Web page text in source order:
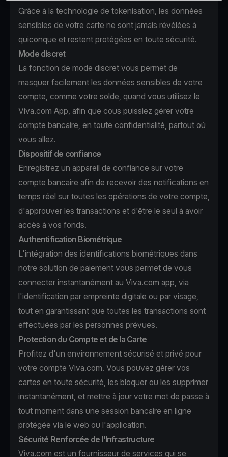
Grâce à la technologie de tokenisation, les données
sensibles de votre carte ne sont jamais révélées à
quiconque et restent protégées en toute sécurité.
Mode discret
La fonction de mode discret vous permet de
masquer facilement les données sensibles de votre
compte, comme votre solde, quand vous utilisez le
Viva.com App, afin que cous puissiez gérer votre
compte bancaire, en toute confidentialité, partout où
vous allez.
Dispositif de confiance
Enregistrez un appareil de confiance sur votre
compte bancaire afin de recevoir des notifications en
temps réel sur toutes les opérations de votre compte,
d'approuver les transactions et d'être le seul à avoir
accès à vos fonds.
Authentification Biométrique
L'intégration des identifications biométriques dans
notre solution de paiement vous permet de vous
connecter instantanément au Viva.com app, via
l'identification par empreinte digitale ou par visage,
tout en garantissant que toutes les transactions sont
effectuées par les personnes prévues.
Protection du Compte et de la Carte
Profitez d'un environnement sécurisé et privé pour
votre compte Viva.com. Vous pouvez gérer vos
cartes en toute sécurité, les bloquer ou les supprimer
instantanément, et mettre à jour votre mot de passe à
tout moment dans une session bancaire en ligne
protégée via le web ou l'application.
Sécurité Renforcée de l'Infrastructure
Viva.com est un fournisseur de services qui se